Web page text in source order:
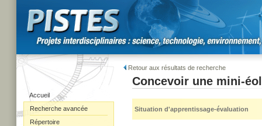
Accueil
Recherche avancée
Répertoire
Retour aux résultats de recherche
Concevoir une mini-
Situation d'apprentissage-évaluation